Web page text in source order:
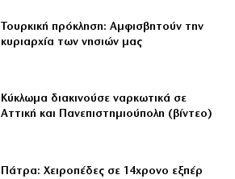
Τουρκική πρόκληση: Αμφισβητούν την
κυριαρχία των νησιών μας
Κύκλωμα διακινούσε ναρκωτικά σε
Αττική και Πανεπιστημιούπολη (βίντεο)
Πάτρα: Χειροπέδες σε 14χρονο εξπέρ